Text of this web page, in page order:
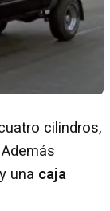
cilindros,
Además
y una caja